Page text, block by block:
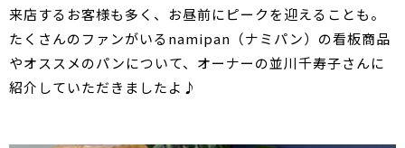
来店するお客様も多く、お昼前にピークを迎えることも。
たくさんのファンがいるnamipan（ナミパン）の看板商品
やオススメのパンについて、オーナーの並川千寿子さんに
紹介していただきましたよ♪